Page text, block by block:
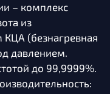
– комплекс
из
(безнагревная
давлением.
до 99,9999%.